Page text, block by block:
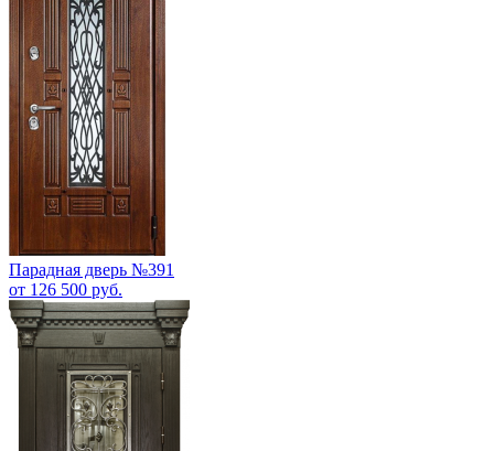
Парадная дверь №391
от 126 500 руб.